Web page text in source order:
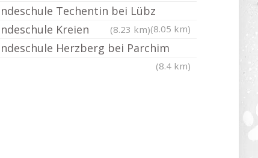
Techentin bei Lübz
(8.05 km)
Kreien (8.23 km)
Herzberg bei Parchim
(8.4 km)